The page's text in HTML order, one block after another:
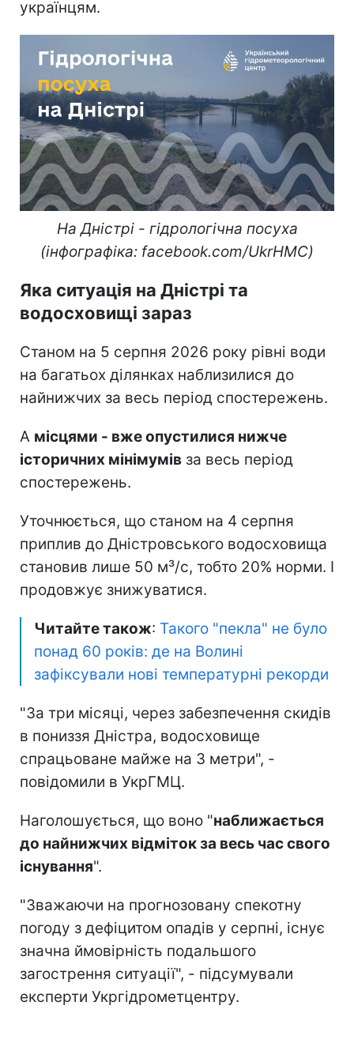
українцям.
На Дністрі - гідрологічна посуха
(інфографіка: facebook.com/UkrHMC)
Яка ситуація на Дністрі та
водосховищі зараз
Станом на 5 серпня 2026 року рівні води
на багатьох ділянках наблизилися до
найнижчих за весь період спостережень.
А місцями - вже опустилися нижче
історичних мінімумів за весь період
спостережень.
Уточнюється, що станом на 4 серпня
приплив до Дністровського водосховища
становив лише 50 м³/с, тобто 20% норми. І
продовжує знижуватися.
Читайте також: Такого "пекла" не було
понад 60 років: де на Волині
зафіксували нові температурні рекорди
"За три місяці, через забезпечення скидів
в пониззя Дністра, водосховище
спрацьоване майже на 3 метри", -
повідомили в УкрГМЦ.
Наголошується, що воно "наближається
до найнижчих відміток за весь час свого
існування".
"Зважаючи на прогнозовану спекотну
погоду з дефіцитом опадів у серпні, існує
значна ймовірність подальшого
загострення ситуації", - підсумували
експерти Укргідрометцентру.